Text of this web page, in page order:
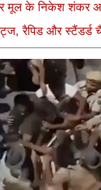
मूल के निकेश शंकर
रैपिड और स्टैंडर्ड